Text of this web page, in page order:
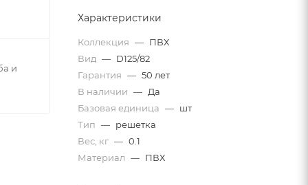
и
Характеристики
Коллекция — ПВХ
Вид — D125/82
Гарантия — 50 лет
В наличии — Да
Базовая единица — шт
Тип — решетка
Вес, кг — 0.1
Материал — ПВХ